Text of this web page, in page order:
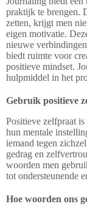
praktijk te brengen.
zetten, krijgt men
eigen motivatie.
nieuwe
biedt ruimte voor
positieve mindset.
hulpmiddel in het
Gebruik positieve
Positieve zelfpraat
hun mentale
iemand tegen
gedrag en
woorden men
tot ondersteunende
Hoe woorden ons